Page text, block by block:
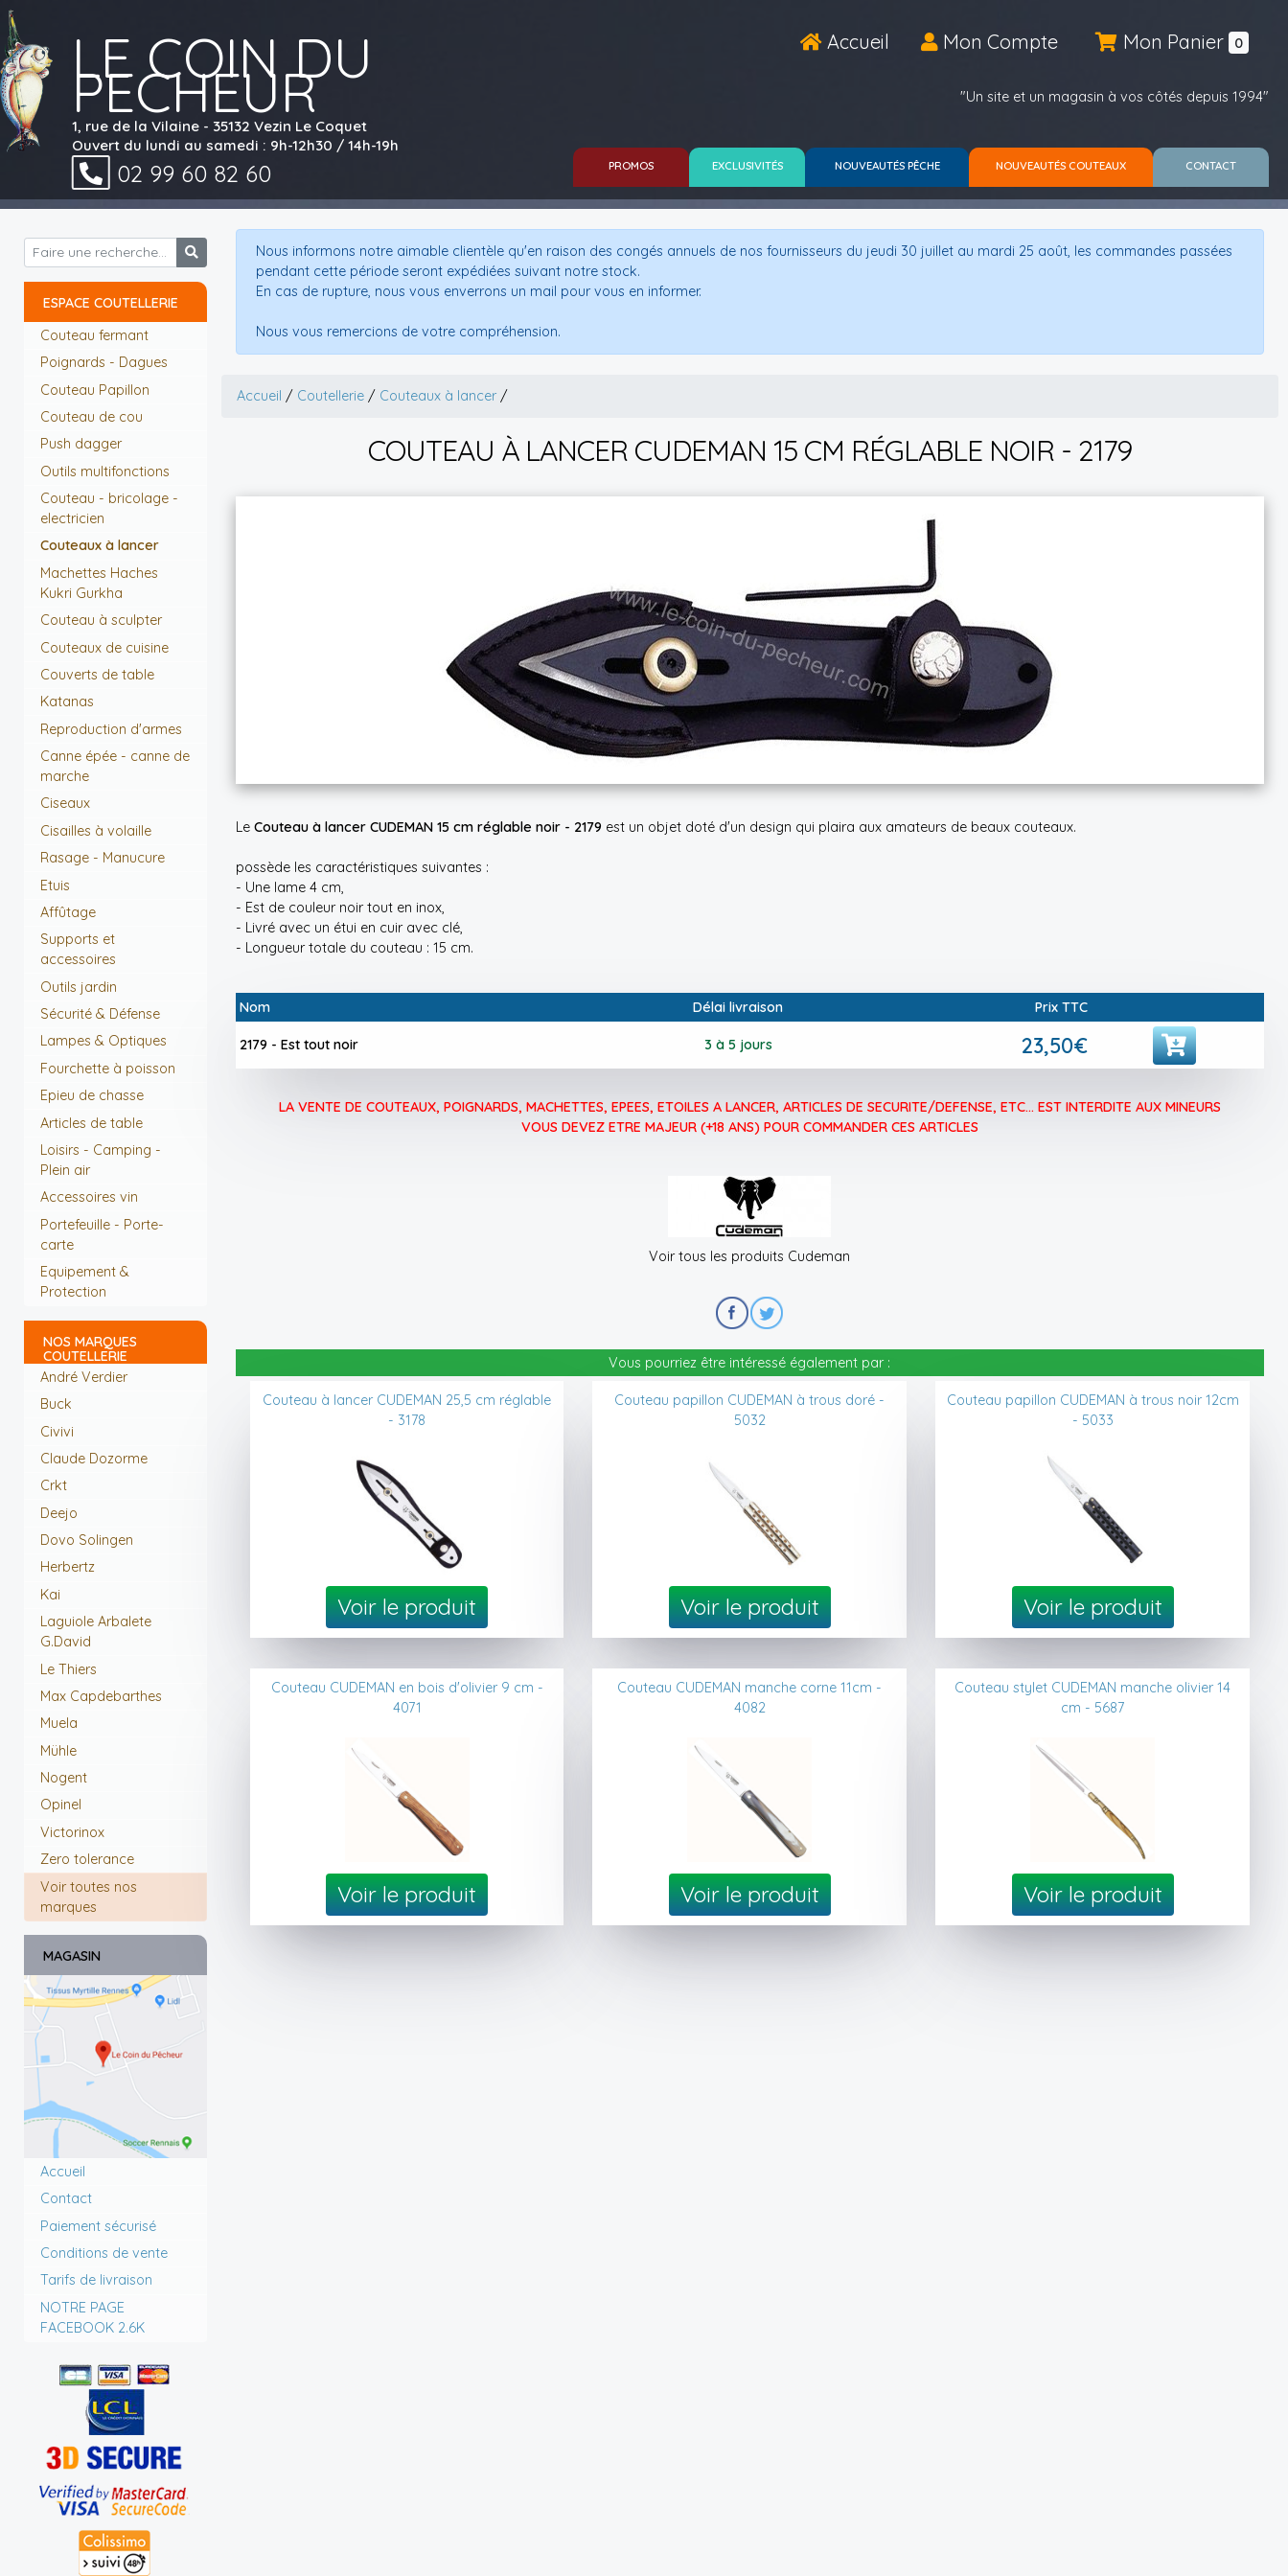
LE COIN DU
PECHEUR
1, rue de la Vilaine - 35132 Vezin Le Coquet
Ouvert du lundi au samedi : 9h-12h30 / 14h-19h
02 99 60 82 60
Accueil Mon Compte Mon Panier 0
"Un site et un magasin à vos côtés depuis 1994"
PROMOS EXCLUSIVITÉS NOUVEAUTÉS PÊCHE NOUVEAUTÉS COUTEAUX CONTACT
ESPACE COUTELLERIE
Couteau fermant
Poignards - Dagues
Couteau Papillon
Couteau de cou
Push dagger
Outils multifonctions
Couteau - bricolage -
electricien
Couteaux à lancer
Machettes Haches
Kukri Gurkha
Couteau à sculpter
Couteaux de cuisine
Couverts de table
Katanas
Reproduction d'armes
Canne épée - canne de
marche
Ciseaux
Cisailles à volaille
Rasage - Manucure
Etuis
Affûtage
Supports et
accessoires
Outils jardin
Sécurité & Défense
Lampes & Optiques
Fourchette à poisson
Epieu de chasse
Articles de table
Loisirs - Camping -
Plein air
Accessoires vin
Portefeuille - Porte-
carte
Equipement &
Protection
NOS MARQUES
COUTELLERIE
André Verdier
Buck
Civivi
Claude Dozorme
Crkt
Deejo
Dovo Solingen
Herbertz
Kai
Laguiole Arbalete
G.David
Le Thiers
Max Capdebarthes
Muela
Mühle
Nogent
Opinel
Victorinox
Zero tolerance
Voir toutes nos
marques
MAGASIN
Accueil
Contact
Paiement sécurisé
Conditions de vente
Tarifs de livraison
NOTRE PAGE
FACEBOOK 2.6K
Nous informons notre aimable clientèle qu'en raison des congés annuels de nos fournisseurs du jeudi 30 juillet au mardi 25 août, les commandes passées
pendant cette période seront expédiées suivant notre stock.
En cas de rupture, nous vous enverrons un mail pour vous en informer.
Nous vous remercions de votre compréhension.
Accueil / Coutellerie/ Couteaux à lancer/
COUTEAU À LANCER CUDEMAN 15 CM RÉGLABLE NOIR - 2179
Le Couteau à lancer CUDEMAN 15 cm réglable noir - 2179 est un objet doté d'un design qui plaira aux amateurs de beaux couteaux.
possède les caractéristiques suivantes :
- Une lame 4 cm,
- Est de couleur noir tout en inox,
- Livré avec un étui en cuir avec clé,
- Longueur totale du couteau : 15 cm.
Nom Délai livraison Prix TTC
2179 - Est tout noir 3 à 5 jours 23,50€
LA VENTE DE COUTEAUX, POIGNARDS, MACHETTES, EPEES, ETOILES A LANCER, ARTICLES DE SECURITE/DEFENSE, ETC... EST INTERDITE AUX MINEURS
VOUS DEVEZ ETRE MAJEUR (+18 ANS) POUR COMMANDER CES ARTICLES
Voir tous les produits Cudeman
Vous pourriez être intéressé également par :
Couteau à lancer CUDEMAN 25,5 cm réglable
- 3178
Voir le produit
Couteau papillon CUDEMAN à trous doré -
5032
Voir le produit
Couteau papillon CUDEMAN à trous noir 12cm
- 5033
Voir le produit
Couteau CUDEMAN en bois d'olivier 9 cm -
4071
Voir le produit
Couteau CUDEMAN manche corne 11cm -
4082
Voir le produit
Couteau stylet CUDEMAN manche olivier 14
cm - 5687
Voir le produit